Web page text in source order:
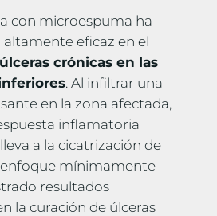
con microespuma ha
eficaz en el
úlceras crónicas en las
. Al infiltrar una
en la zona afectada,
inflamatoria
a la cicatrización de
enfoque mínimamente
resultados
la curación de úlceras